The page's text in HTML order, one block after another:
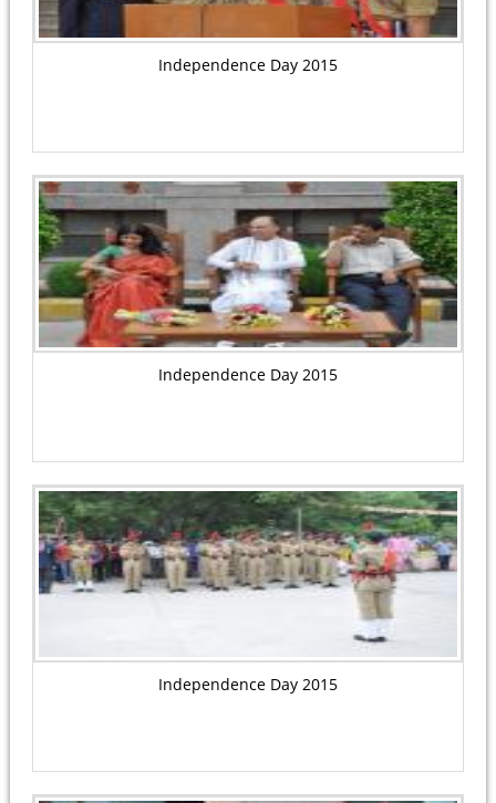
Independence Day 2015
Independence Day 2015
Independence Day 2015